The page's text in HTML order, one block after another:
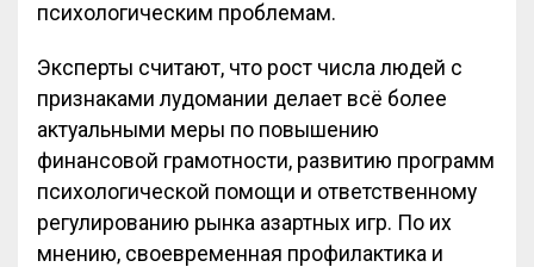
психологическим проблемам.
Эксперты считают, что рост числа людей с
признаками лудомании делает всё более
актуальными меры по повышению
финансовой грамотности, развитию программ
психологической помощи и ответственному
регулированию рынка азартных игр. По их
мнению, своевременная профилактика и